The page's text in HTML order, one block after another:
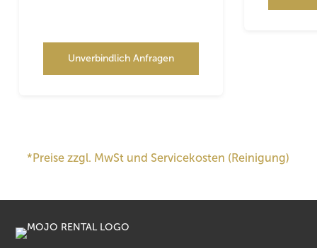
Unverbindlich Anfragen
*Preise zzgl. MwSt und Servicekosten (Reinigung)